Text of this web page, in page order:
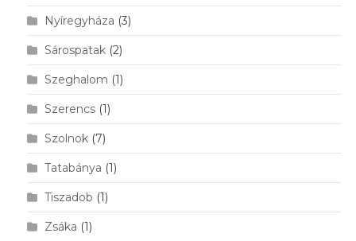
Nyíregyháza (3)
Sárospatak(2)
Szeghalom (1)
Szerencs(1)
Szolnok(7)
Tatabánya (1)
Tiszadob (1)
Zsáka (1)